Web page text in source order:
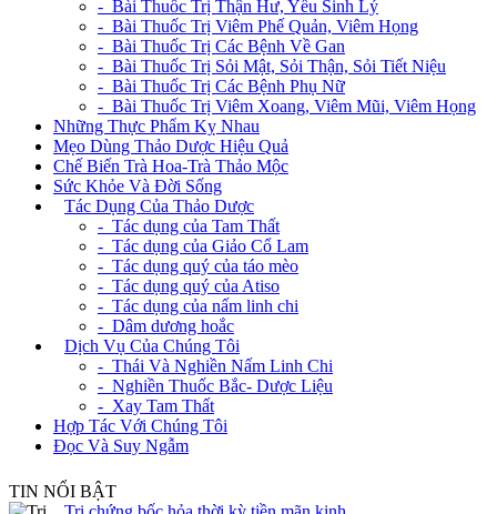
- Bài Thuốc Trị Thận Hư, Yếu Sinh Lý
- Bài Thuốc Trị Viêm Phế Quản, Viêm Họng
- Bài Thuốc Trị Các Bệnh Về Gan
- Bài Thuốc Trị Sỏi Mật, Sỏi Thận, Sỏi Tiết Niệu
- Bài Thuốc Trị Các Bệnh Phụ Nữ
- Bài Thuốc Trị Viêm Xoang, Viêm Mũi, Viêm Họng
Những Thực Phẩm Kỵ Nhau
Mẹo Dùng Thảo Dược Hiệu Quả
Chế Biến Trà Hoa-Trà Thảo Mộc
Sức Khỏe Và Đời Sống
Tác Dụng Của Thảo Dược
- Tác dụng của Tam Thất
- Tác dụng của Giảo Cổ Lam
- Tác dụng quý của táo mèo
- Tác dụng quý của Atiso
- Tác dụng của nấm linh chi
- Dâm dương hoắc
Dịch Vụ Của Chúng Tôi
- Thái Và Nghiền Nấm Linh Chi
- Nghiền Thuốc Bắc- Dược Liệu
- Xay Tam Thất
Hợp Tác Với Chúng Tôi
Đọc Và Suy Ngẫm
TIN NỔI BẬT